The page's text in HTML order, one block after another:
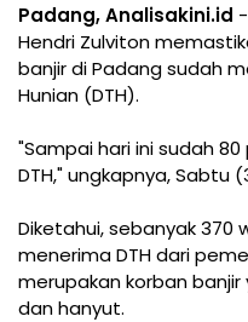
Padang, Analisakini.id
Hendri Zulviton
banjir di Padang sudah
Hunian (DTH).
"Sampai hari ini sudah
DTH," ungkapnya, Sabtu
Diketahui, sebanyak
menerima DTH dari
merupakan korban
dan hanyut.